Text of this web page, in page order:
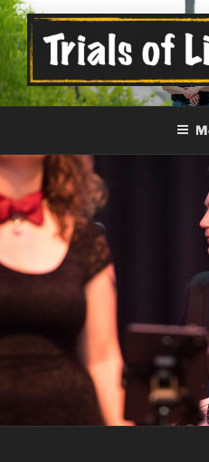
Zum
Inhalt
springen
TRIALS
Official Band Page